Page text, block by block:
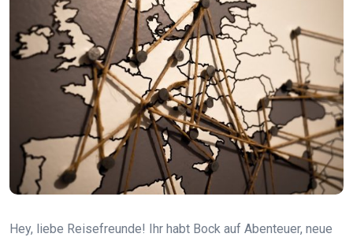
Hey, liebe Reisefreunde! Ihr habt Bock auf Abenteuer, neue